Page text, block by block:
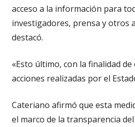
acceso a la información para
investigadores, prensa y otros
destacó.
«Esto último, con la finalidad de
acciones realizadas por el
Cateriano afirmó que esta
el marco de la transparencia